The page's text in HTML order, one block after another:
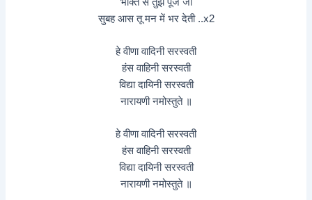
सुबह आस तू मन में भर देती ..x2
हे वीणा वादिनी सरस्वती
हंस वाहिनी सरस्वती
विद्या दायिनी सरस्वती
नारायणी नमोस्तुते ॥
हे वीणा वादिनी सरस्वती
हंस वाहिनी सरस्वती
विद्या दायिनी सरस्वती
नारायणी नमोस्तुते ॥